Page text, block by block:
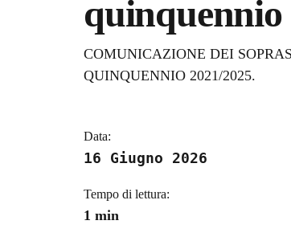
quinquennio
Dettagli della
COMUNICAZIONE DEI
QUINQUENNIO 2021/2025.
Data:
16 Giugno 2026
Tempo di lettura:
1 min